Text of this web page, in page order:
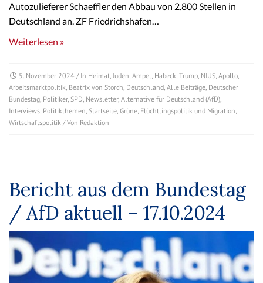
Autozulieferer Schaeffler den Abbau von 2.800 Stellen in
Deutschland an. ZF Friedrichshafen…
Weiterlesen »
5. November 2024 / In Heimat,Juden, Ampel, Habeck, Trump, NIUS, Apollo,
Arbeitsmarktpolitik, Beatrix von Storch, Deutschland, Alle Beiträge, Deutscher
Bundestag, Politiker, SPD, Newsletter, Alternative für Deutschland (AfD),
Interviews, Politikthemen, Startseite, Grüne, Flüchtlingspolitik und Migration,
Wirtschaftspolitik / Von Redaktion
Bericht aus dem Bundestag
/ AfD aktuell – 17.10.2024